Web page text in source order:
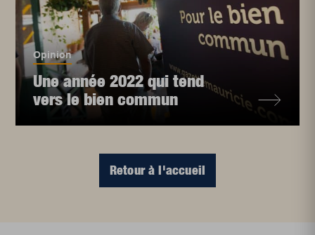
Opinion
Une année 2022 qui tend
vers le bien commun
Retour à l'accueil